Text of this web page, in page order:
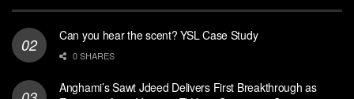
Can you hear the scent? YSL Case Study
0 SHARES
Anghami’s Sawt Jdeed Delivers First Breakthrough as